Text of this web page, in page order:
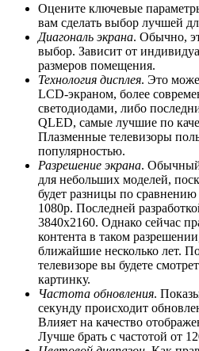
Оцените ключевые
вам сделать выбор лучшей
Диагональ экрана. Обычно,
выбор. Зависит от
размеров помещения.
Технология дисплея. Это
LCD-экраном, более
светодиодами, либо
QLED, самые лучшие по
Плазменные телевизоры
популярностью.
Разрешение экрана. Обычный
для небольших моделей,
будет разницы по
1080р. Последней
3840х2160. Однако сейчас
контента в таком
ближайшие несколько лет.
телевизоре вы будете
картинку.
Частота обновления.
секунду происходит
Влияет на качество
Лучше брать с частотой от